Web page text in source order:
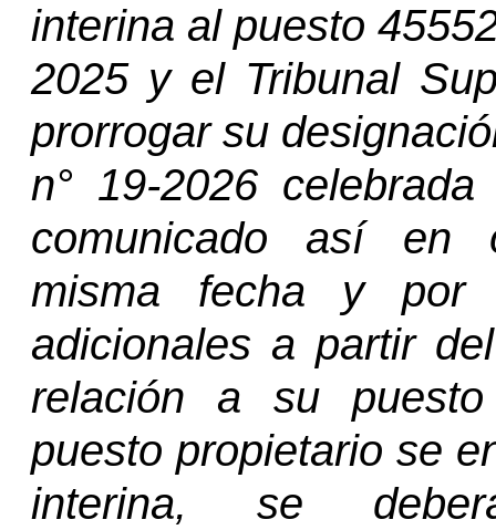
interina al puesto
2025 y el Tribunal
prorrogar su
n° 19-2026
comunicado así en
misma fecha y
adicionales a partir
relación a su
puesto propietario se
interina, se